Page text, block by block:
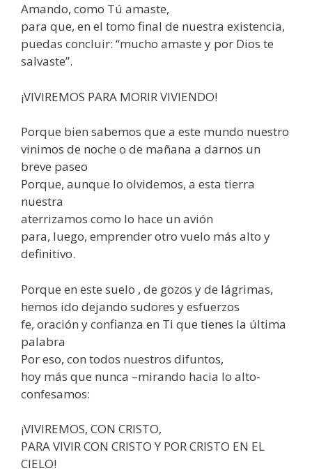
Amando, como Tú amaste,
para que, en el tomo final de nuestra existencia,
puedas concluir: “mucho amaste y por Dios te
salvaste”.
¡VIVIREMOS PARA MORIR VIVIENDO!
Porque bien sabemos que a este mundo nuestro
vinimos de noche o de mañana a darnos un
breve paseo
Porque, aunque lo olvidemos, a esta tierra
nuestra
aterrizamos como lo hace un avión
para, luego, emprender otro vuelo más alto y
definitivo.
Porque en este suelo , de gozos y de lágrimas,
hemos ido dejando sudores y esfuerzos
fe, oración y confianza en Ti que tienes la última
palabra
Por eso, con todos nuestros difuntos,
hoy más que nunca –mirando hacia lo alto-
confesamos:
¡VIVIREMOS, CON CRISTO,
PARA VIVIR CON CRISTO Y POR CRISTO EN EL
CIELO!